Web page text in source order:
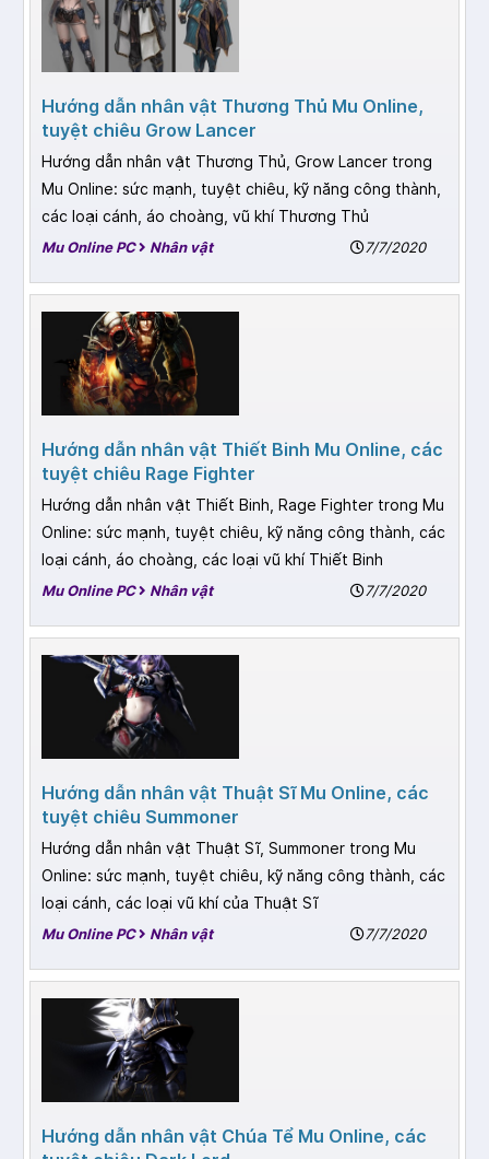
Hướng dẫn nhân vật Thương Thủ Mu Online,
tuyệt chiêu Grow Lancer
Hướng dẫn nhân vật Thương Thủ, Grow Lancer trong
Mu Online: sức mạnh, tuyệt chiêu, kỹ năng công thành,
các loại cánh, áo choàng, vũ khí Thương Thủ
Mu Online PC Nhân vật 7/7/2020
Hướng dẫn nhân vật Thiết Binh Mu Online, các
tuyệt chiêu Rage Fighter
Hướng dẫn nhân vật Thiết Binh, Rage Fighter trong Mu
Online: sức mạnh, tuyệt chiêu, kỹ năng công thành, các
loại cánh, áo choàng, các loại vũ khí Thiết Binh
Mu Online PC Nhân vật 7/7/2020
Hướng dẫn nhân vật Thuật Sĩ Mu Online, các
tuyệt chiêu Summoner
Hướng dẫn nhân vật Thuật Sĩ, Summoner trong Mu
Online: sức mạnh, tuyệt chiêu, kỹ năng công thành, các
loại cánh, các loại vũ khí của Thuật Sĩ
Mu Online PC Nhân vật 7/7/2020
Hướng dẫn nhân vật Chúa Tể Mu Online, các